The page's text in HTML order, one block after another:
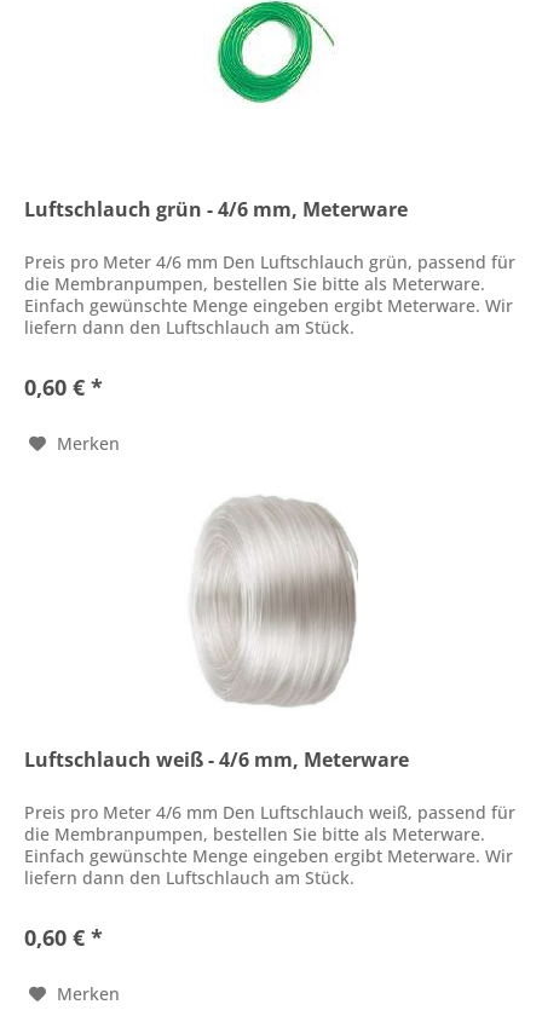
Luftschlauch grün - 4/6 mm, Meterware
Preis pro Meter 4/6 mm Den Luftschlauch grün, passend für
die Membranpumpen, bestellen Sie bitte als Meterware.
Einfach gewünschte Menge eingeben ergibt Meterware. Wir
liefern dann den Luftschlauch am Stück.
0,60 € *
Merken
Luftschlauch weiß - 4/6 mm, Meterware
Preis pro Meter 4/6 mm Den Luftschlauch weiß, passend für
die Membranpumpen, bestellen Sie bitte als Meterware.
Einfach gewünschte Menge eingeben ergibt Meterware. Wir
liefern dann den Luftschlauch am Stück.
0,60 € *
Merken